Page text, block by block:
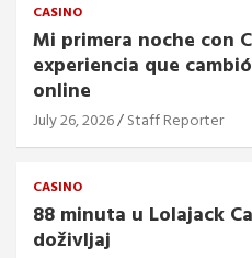
CASINO
Mi primera noche con
experiencia que
online
July 26, 2026 Staff Reporter
CASINO
88 minuta u Lolajack
doživljaj